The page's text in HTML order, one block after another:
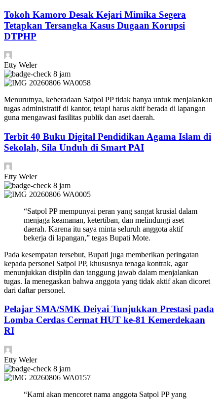
Tokoh Kamoro Desak Kejari Mimika Segera
Tetapkan Tersangka Kasus Dugaan Korupsi
DTPHP
Etty Weler
8 jam
Menurutnya, keberadaan Satpol PP tidak hanya untuk menjalankan
tugas administratif di kantor, tetapi harus aktif berada di lapangan
guna mengawasi fasilitas publik dan aset daerah.
Terbit 40 Buku Digital Pendidikan Agama Islam di
Sekolah, Sila Unduh di Smart PAI
Etty Weler
8 jam
“Satpol PP mempunyai peran yang sangat krusial dalam
menjaga keamanan, ketertiban, dan melindungi aset
daerah. Karena itu saya minta seluruh anggota aktif
bekerja di lapangan,” tegas Bupati Mote.
Pada kesempatan tersebut, Bupati juga memberikan peringatan
kepada personel Satpol PP, khususnya tenaga kontrak, agar
menunjukkan disiplin dan tanggung jawab dalam menjalankan
tugas. Ia menegaskan bahwa anggota yang tidak aktif akan dicoret
dari daftar personel.
Pelajar SMA/SMK Deiyai Tunjukkan Prestasi pada
Lomba Cerdas Cermat HUT ke-81 Kemerdekaan
RI
Etty Weler
8 jam
“Kami akan mencoret nama anggota Satpol PP yang